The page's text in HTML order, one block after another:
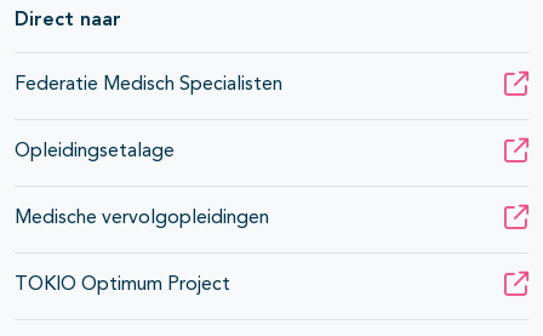
Direct naar
Federatie Medisch Specialisten
Opleidingsetalage
Medische vervolgopleidingen
TOKIO Optimum Project